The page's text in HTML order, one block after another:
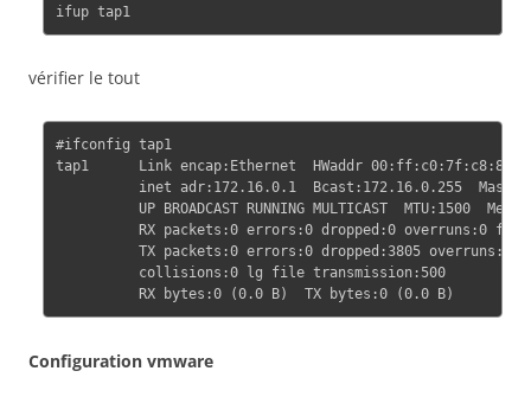
vérifier le tout
#ifconfig tap1
tap1      Link encap:Ethernet  HWaddr 00:ff:c0:7f:c8:83
inet adr:172.16.0.1  Bcast:172.16.0.255
UP BROADCAST RUNNING MULTICAST  MTU:1500
RX packets:0 errors:0 dropped:0 overruns:0
TX packets:0 errors:0 dropped:3805 overruns:0
          collisions:0 lg file transmission:500
Configuration vmware